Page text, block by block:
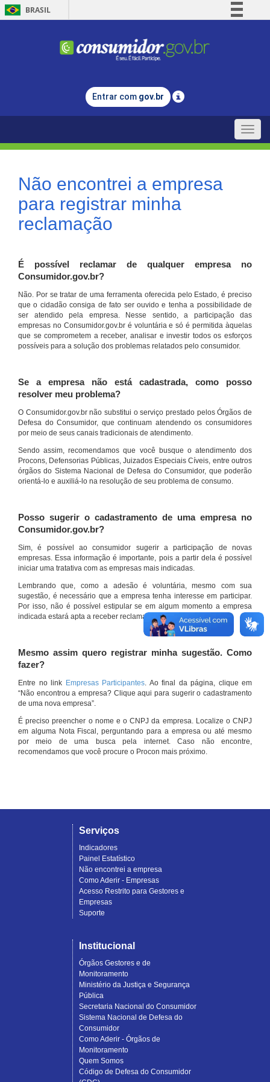
BRASIL
Comunica BR
Legislação
Entrar com gov.br
Toggle
Não encontrei a empresa
para registrar minha
reclamação
É possível reclamar de qualquer empresa no
Consumidor.gov.br?
Não. Por se tratar de uma ferramenta oferecida pelo Estado, é preciso
que o cidadão consiga de fato ser ouvido e tenha a possibilidade de
ser atendido pela empresa. Nesse sentido, a participação das
empresas no Consumidor.gov.br é voluntária e só é permitida àquelas
que se comprometem a receber, analisar e investir todos os esforços
possíveis para a solução dos problemas relatados pelo consumidor.
Se a empresa não está cadastrada, como posso
resolver meu problema?
O Consumidor.gov.br não substitui o serviço prestado pelos Órgãos de
Defesa do Consumidor, que continuam atendendo os consumidores
por meio de seus canais tradicionais de atendimento.
Sendo assim, recomendamos que você busque o atendimento dos
Procons, Defensorias Públicas, Juizados Especiais Cíveis, entre outros
órgãos do Sistema Nacional de Defesa do Consumidor, que poderão
orientá-lo e auxiliá-lo na resolução de seu problema de consumo.
Posso sugerir o cadastramento de uma empresa no
Consumidor.gov.br?
Sim, é possível ao consumidor sugerir a participação de novas
empresas. Essa informação é importante, pois a partir dela é possível
iniciar uma tratativa com as empresas mais indicadas.
Lembrando que, como a adesão é voluntária, mesmo com sua
sugestão, é necessário que a empresa tenha interesse em participar.
Por isso, não é possível estipular se em algum momento a empresa
indicada estará apta a receber reclamações por meio do site.
Mesmo assim quero registrar minha sugestão. Como
fazer?
Entre no link Empresas Participantes. Ao final da página, clique em
“Não encontrou a empresa? Clique aqui para sugerir o cadastramento
de uma nova empresa”.
É preciso preencher o nome e o CNPJ da empresa. Localize o CNPJ
em alguma Nota Fiscal, perguntando para a empresa ou até mesmo
por meio de uma busca pela internet. Caso não encontre,
recomendamos que você procure o Procon mais próximo.
Serviços
Indicadores
Painel Estatístico
Não encontrei a empresa
Como Aderir - Empresas
Acesso Restrito para Gestores e
Empresas
Suporte
Institucional
Órgãos Gestores e de
Monitoramento
Ministério da Justiça e Segurança
Pública
Secretaria Nacional do Consumidor
Sistema Nacional de Defesa do
Consumidor
Como Aderir - Órgãos de
Monitoramento
Quem Somos
Código de Defesa do Consumidor